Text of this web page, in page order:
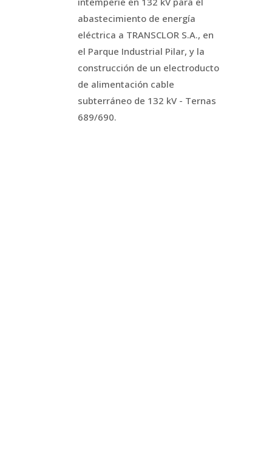
abastecimiento de energía
eléctrica a TRANSCLOR S.A., en
el Parque Industrial Pilar, y la
construcción de un electroducto
de alimentación cable
subterráneo de 132 kV - Ternas
689/690.